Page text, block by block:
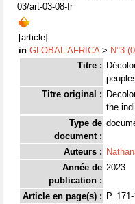
03/art-03-08-fr
[article]
in GLOBAL AFRICA> N°3
Titre :
Titre original :
the
Type de
document :
Auteurs :
Année de
publication :
2023
Article en page(s) : P.